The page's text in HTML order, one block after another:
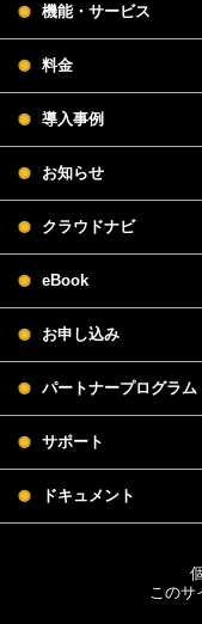
機能・サービス
料金
導入事例
お知らせ
クラウドナビ
eBook
お申し込み
パートナープログラム
サポート
ドキュメント
このサ